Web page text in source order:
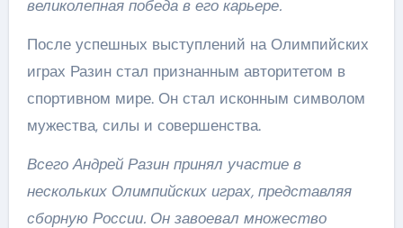
великолепная победа в его карьере.
После успешных выступлений на Олимпийских
играх Разин стал признанным авторитетом в
спортивном мире. Он стал исконным символом
мужества, силы и совершенства.
Всего Андрей Разин принял участие в
нескольких Олимпийских играх, представляя
сборную России. Он завоевал множество